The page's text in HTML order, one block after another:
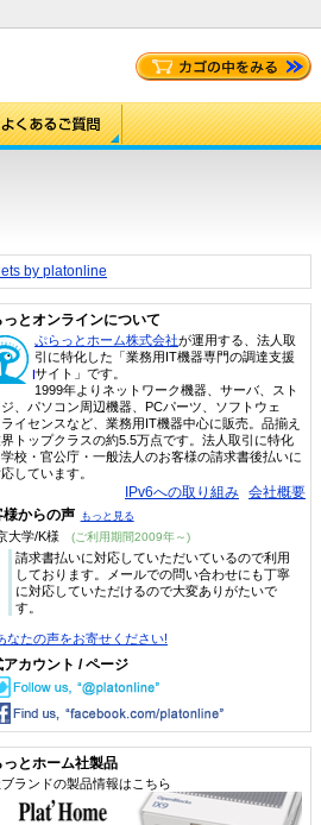
by platonline
っとオンラインについて
ぷらっとホーム株式会社が運用する、法人取
引に特化した「業務用IT機器専門の調達支援
サイト」です。
1999年よりネットワーク機器、サーバ、スト
、パソコン周辺機器、PCパーツ、ソフトウェ
イセンスなど、業務用IT機器中心に販売。品揃え
トップクラスの約5.5万点です。法人取引に特化
学校・官公庁・一般法人のお客様の請求書後払いに
しています。
IPv6への取り組み 会社概要
様からの声 もっと見る
大学/K様 (ご利用期間2009年～)
請求書払いに対応していただいているので利用
しております。メールでの問い合わせにも丁寧
に対応していただけるので大変ありがたいで
す。
なたの声をお寄せください!
アカウント / ページ
っとホーム社製品
ランドの製品情報はこちら